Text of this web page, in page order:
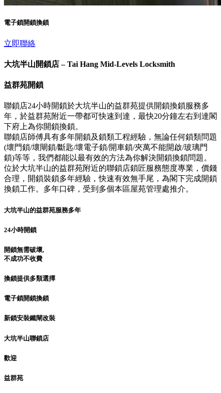
電子鎖開鎖換鎖
立即聯絡
大坑半山開鎖店 – Tai Hang Mid-Levels Locksmith
益群苑開鎖
聯鎖店24小時開鎖於大坑半山的益群苑提供開鎖換鎖服務多
年，於益群苑附近一帶都可快速到達，最快20分鐘左右到達閣
下府上為你開鎖換鎖。
聯鎖店師傅具有多年開鎖及鎖類工程經驗，無論任何鎖類問題
(壞門鎖/壞閘鎖/斷匙/壞電子鎖/開車鎖/夾萬不能開啟/玻璃門
鎖)等等，我們都能以最有效的方法為你解決開鎖換鎖問題。
位於大坑半山的益群苑附近的聯鎖店鎖匠服務態度專業，價錢
合理，開鎖裝鎖多年經驗，快速有效無手尾，為閣下完成開鎖
換鎖工作。多年口碑，受到多個本區屋苑管理處推介。
大坑半山的益群苑服務多年
24小時開鎖
開鎖無需破壞,
不成功不收費
換鎖提供多類選擇
電子鎖開鎖換鎖
新鎖安裝鐵閘改裝
大坑半山聯鎖店
歡迎
益群苑